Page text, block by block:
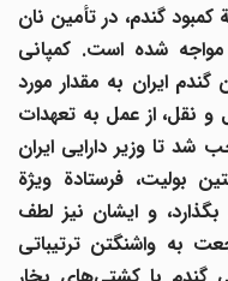
گندم، در تأمین نان
شده است. کمپانی
ایران به مقدار مورد
نقل، از عمل به تعهدات
تا وزیر دارایی ایران
بولیت، فرستادة ویژة
و ایشان نیز لطف
به واشنگتن ترتیباتی